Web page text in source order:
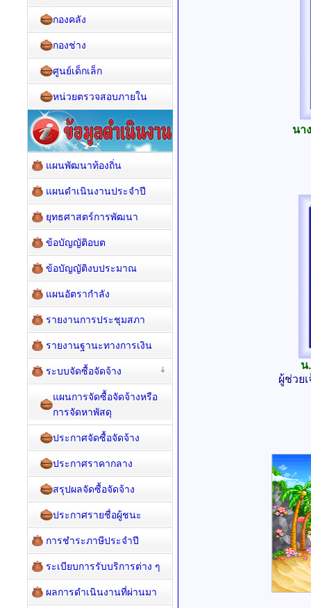
นา
น
ผู้ช่วย
กองคลัง
กองช่าง
ศูนย์เด็กเล็ก
หน่วยตรวจสอบภายใน
แผนพัฒนาท้องถิ่น
แผนดำเนินงานประจำปี
ยุทธศาสตร์การพัฒนา
ข้อบัญญัติอบต
ข้อบัญญัติงบประมาณ
แผนอัตรากำลัง
รายงานการประชุมสภา
รายงานฐานะทางการเงิน
ระบบจัดซื้อจัดจ้าง
แผนการจัดซื้อจัดจ้างหรือ
การจัดหาพัสดุ
ประกาศจัดซื้อจัดจ้าง
ประกาศราคากลาง
สรุปผลจัดซื้อจัดจ้าง
ประกาศรายชื่อผู้ชนะ
การชำระภาษีประจำปี
ระเบียบการรับบริการต่าง ๆ
ผลการดำเนินงานที่ผ่านมา